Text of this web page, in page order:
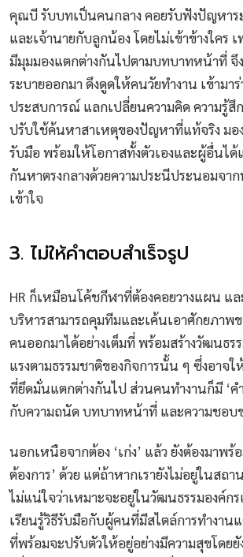
คุณบี รับบทเป็นคนกลาง คอยรับฟังปัญหาร
และเจ้านายกับลูกน้อง โดยไม่เข้าข้างใคร
มีมุมมองแตกต่างกันไปตามบทบาทหน้าที่ จึ
ระบายออกมา ดึงดูดให้คนวัยทำงาน เข้ามา
ประสบการณ์ แลกเปลี่ยนความคิด ความรู้สึ
ปรับใช้ค้นหาสาเหตุของปัญหาที่แท้จริง มอ
รับมือ พร้อมให้โอกาสทั้งตัวเองและผู้อื่นได้
กันหาตรงกลางด้วยความประนีประนอมจา
เข้าใจ
3. ไม่ให้คำตอบสำเร็จรูป
HR ก็เหมือนโค้ชกีฬาที่ต้องคอยวางแผน แ
บริหารสามารถคุมทีมและเค้นเอาศักยภาพ
คนออกมาได้อย่างเต็มที่ พร้อมสร้างวัฒนธร
แรงตามธรรมชาติของกิจการนั้น ๆ ซึ่งอา
ที่ยึดมั่นแตกต่างกันไป ส่วนคนทำงานก็มี ‘ค
กับความถนัด บทบาทหน้าที่ และความชอบข
นอกเหนือจากต้อง ‘เก่ง’ แล้ว ยังต้องมาพร้
ต้องการ’ ด้วย แต่ถ้าหากเรายังไม่อยู่ในสถ
ไม่แน่ใจว่าเหมาะจะอยู่ในวัฒนธรรมองค์ก
เรียนรู้วิธีรับมือกับผู้คนที่มีสไตล์การทำงาน
ที่พร้อมจะปรับตัวให้อยู่อย่างมีความสุขโดยยั